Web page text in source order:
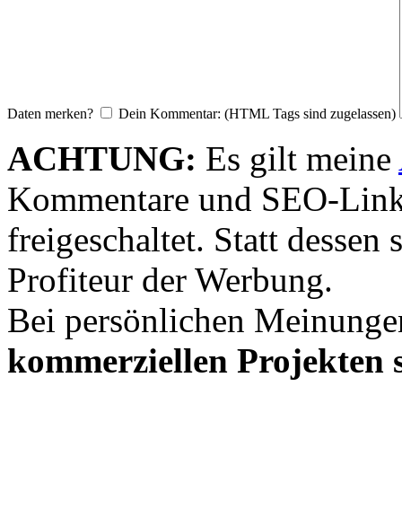
Daten merken? Dein Kommentar: (HTML Tags sind zugelassen)
ACHTUNG: Es gilt meine
Kommentare und SEO-
freigeschaltet. Statt dessen
Profiteur der Werbung.
Bei persönlichen
kommerziellen Projekten